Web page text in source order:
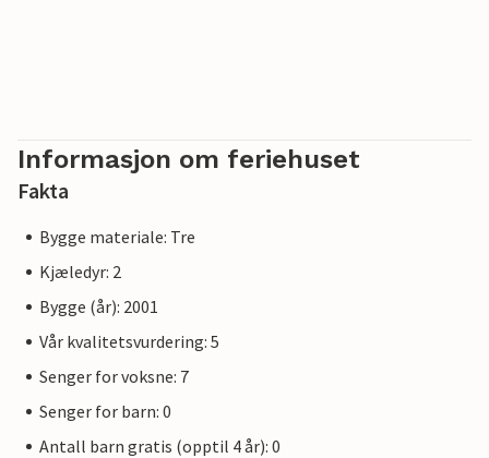
Informasjon om feriehuset
Fakta
Bygge materiale: Tre
Kjæledyr: 2
Bygge (år): 2001
Vår kvalitetsvurdering: 5
Senger for voksne: 7
Senger for barn: 0
Antall barn gratis (opptil 4 år): 0